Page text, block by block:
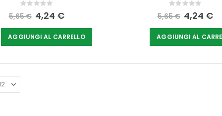
Rating:
0%
5,65 € Special
Price
4,24 €
AGGIUNGI AL CARRELLO
Rating:
0%
5,65 € Special
Price
4,24 €
AGGIUNGI AL